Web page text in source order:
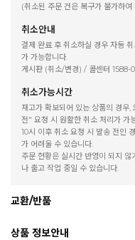
(취소된 주문 건은 복구가 불가하
취소안내
결제 완료 후 취소하실 경우 자동
가 가능합니다.
게시판 (취소/변경) / 콜센터 1588-
취소가능시간
재고가 확보되어 있는 상품의 경우
전" 요청 시 원활한 취소 처리가 가
10시 이후 취소 요청 시 발송 전인
가 어려울 수 있습니다.
주문 현황은 실시간 반영이 되지
나 출고 작업 중일 수 있습니다.
교환/반품
상품 정보안내